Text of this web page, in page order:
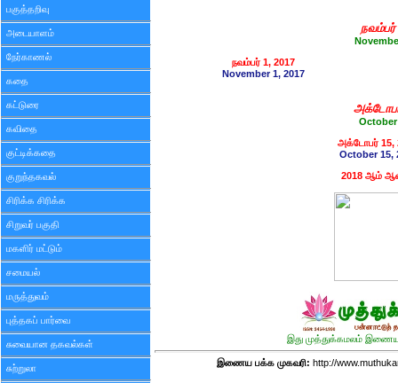
பகுத்தறிவு
அடையாளம்
நேர்காணல்
கதை
கட்டுரை
கவிதை
குட்டிக்கதை
குறுந்தகவல்
சிரிக்க சிரிக்க
சிறுவர் பகுதி
மகளிர் மட்டும்
சமையல்
மருத்துவம்
புத்தகப் பார்வை
சுவையான தகவல்கள்
சுற்றுலா
நவம்பர்
நவம்பர் 1, 2017
November 1, 2017
October
அக்டோபர் 15,
October 15,
2018 ஆம்
இது முத்துக்கமலம் இணைய
இணைய பக்க முகவரி: http://